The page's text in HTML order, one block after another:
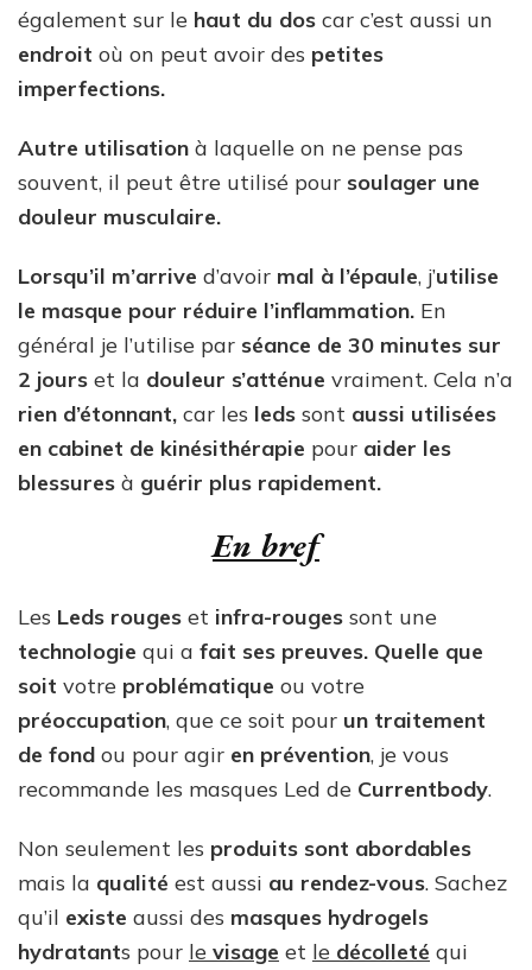
également sur le haut du dos car c’est aussi un
endroit où on peut avoir des petites
imperfections.
Autre utilisation à laquelle on ne pense pas
souvent, il peut être utilisé pour soulager une
douleur musculaire.
Lorsqu’il m’arrive d’avoir mal à l’épaule, j’utilise
le masque pour réduire l’inflammation. En
général je l’utilise par séance de 30 minutes sur
2 jours et la douleur s’atténue vraiment. Cela n’a
rien d’étonnant, car les leds sont aussi utilisées
en cabinet de kinésithérapie pour aider les
blessures à guérir plus rapidement.
En bref
Les Leds rouges et infra-rouges sont une
technologie qui a fait ses preuves. Quelle que
soit votre problématique ou votre
préoccupation, que ce soit pour un traitement
de fond ou pour agir en prévention, je vous
recommande les masques Led de Currentbody.
Non seulement les produits sont abordables
mais la qualité est aussi au rendez-vous. Sachez
qu’il existe aussi des masques hydrogels
hydratants pour le visage et le décolleté qui